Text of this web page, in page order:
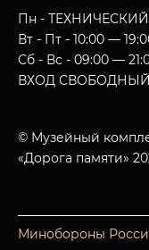
Пн -
Вт - Пт - 10:00 —
Сб - Вс - 09:00 —
ВХОД СВОБОДНЫЙ
© Музейный
«Дорога памяти»
Минобороны